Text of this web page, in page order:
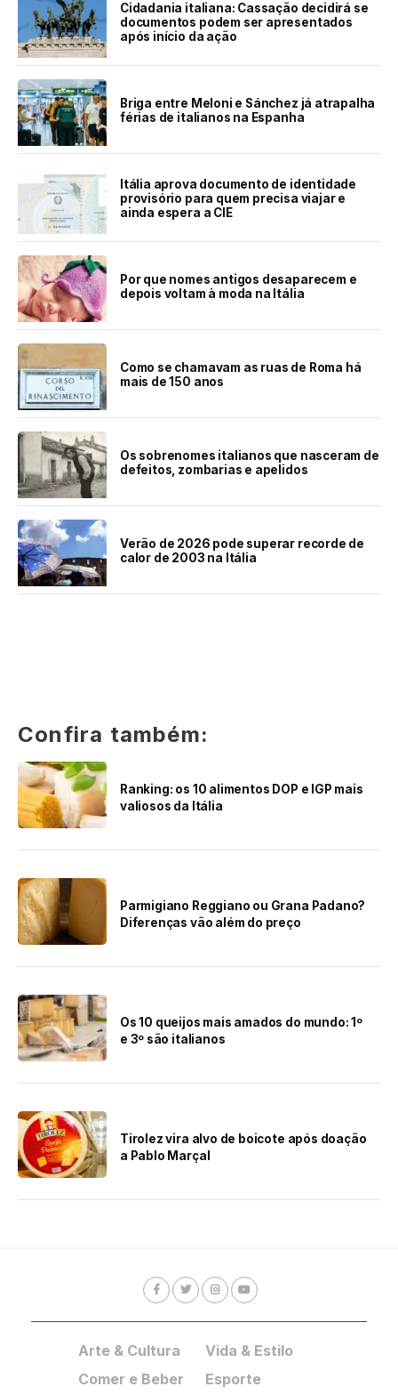
Cidadania italiana: Cassação decidirá se
documentos podem ser apresentados
após início da ação
Briga entre Meloni e Sánchez já atrapalha
férias de italianos na Espanha
Itália aprova documento de identidade
provisório para quem precisa viajar e
ainda espera a CIE
Por que nomes antigos desaparecem e
depois voltam à moda na Itália
Como se chamavam as ruas de Roma há
mais de 150 anos
Os sobrenomes italianos que nasceram de
defeitos, zombarias e apelidos
Verão de 2026 pode superar recorde de
calor de 2003 na Itália
Confira também:
Ranking: os 10 alimentos DOP e IGP mais
valiosos da Itália
Parmigiano Reggiano ou Grana Padano?
Diferenças vão além do preço
Os 10 queijos mais amados do mundo: 1⁠º
e 3⁠º são italianos
Tirolez vira alvo de boicote após doação
a Pablo Marçal
Arte & Cultura
Comer e Beber
Vida & Estilo
Esporte